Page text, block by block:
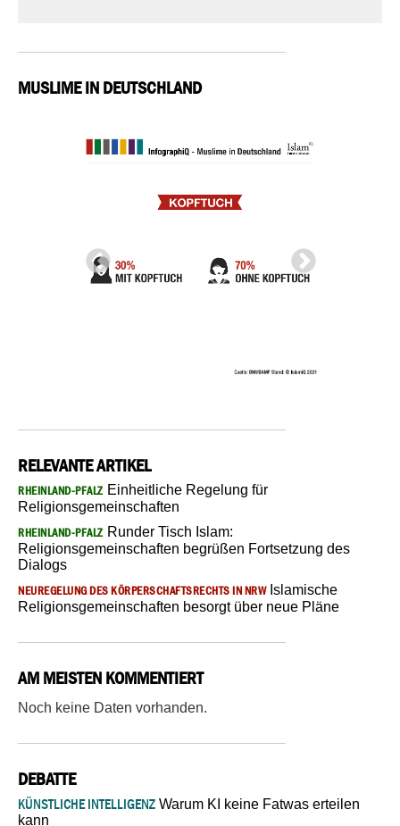
MUSLIME IN DEUTSCHLAND
RELEVANTE ARTIKEL
RHEINLAND-PFALZ Einheitliche Regelung für
Religionsgemeinschaften
RHEINLAND-PFALZ Runder Tisch Islam:
Religionsgemeinschaften begrüßen Fortsetzung des
Dialogs
NEUREGELUNG DES KÖRPERSCHAFTSRECHTS IN NRWIslamische
Religionsgemeinschaften besorgt über neue Pläne
AM MEISTEN KOMMENTIERT
Noch keine Daten vorhanden.
DEBATTE
KÜNSTLICHE INTELLIGENZ Warum KI keine Fatwas erteilen
kann